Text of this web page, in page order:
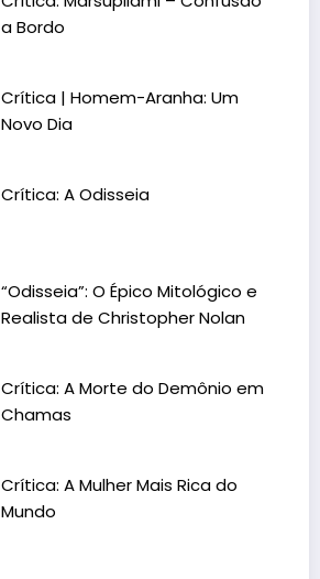
a Bordo
Crítica | Homem-Aranha: Um
Novo Dia
Crítica: A Odisseia
“Odisseia”: O Épico Mitológico e
Realista de Christopher Nolan
Crítica: A Morte do Demônio em
Chamas
Crítica: A Mulher Mais Rica do
Mundo